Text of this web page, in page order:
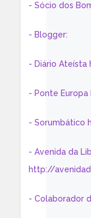
- Sócio dos
- Blogger:
- Diário
- Ponte
- Sorumbático
- Avenida da
http://
- Colaborador